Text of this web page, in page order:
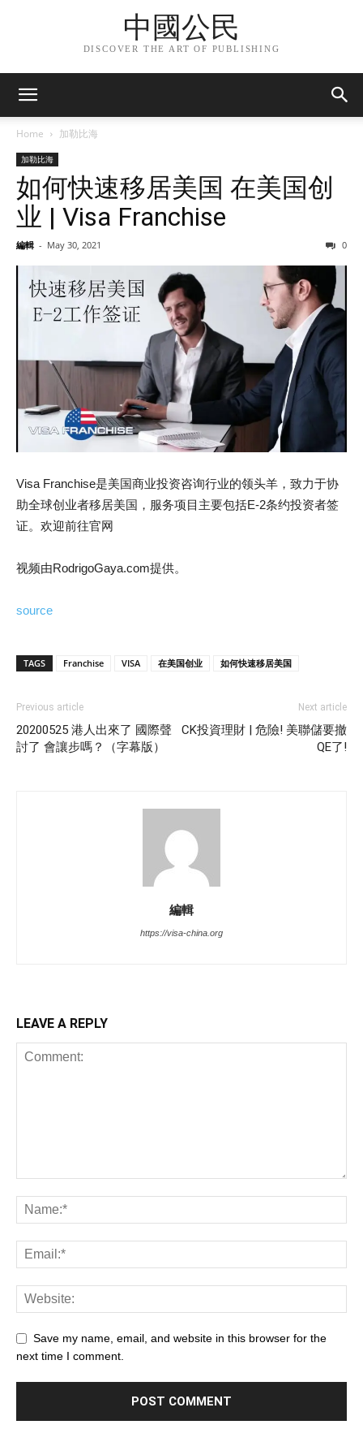
中國公民
DISCOVER THE ART OF PUBLISHING
Home 加勒比海
加勒比海
如何快速移居美国 在美国创
业 | Visa Franchise
編輯 - May 30, 2021 0
Visa Franchise是美国商业投资咨询行业的领头羊，致力于协
助全球创业者移居美国，服务项目主要包括E-2条约投资者签
证。欢迎前往官网
视频由RodrigoGaya.com提供。
source
TAGS Franchise VISA 在美国创业 如何快速移居美国
Previous article
20200525 港人出來了 國際聲
討了 會讓步嗎？（字幕版）
Next article
CK投資理財 | 危險! 美聯儲要撤
QE了!
編輯
https://visa-china.org
LEAVE A REPLY
Save my name, email, and website in this browser for the
next time I comment.